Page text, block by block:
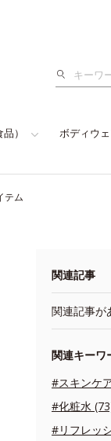
検
） ボディウ
テム
関連記事
関連記事が
関連キーワ
#スキンケ
#化粧水
#リフレッ